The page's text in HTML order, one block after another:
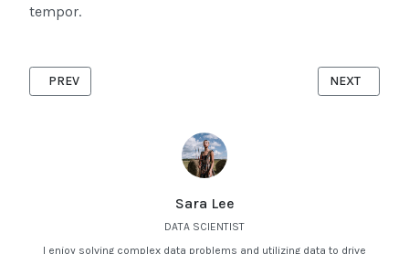
Sara Lee
DATA SCIENTIST
I enjoy solving complex data problems and utilizing data to drive
tempor.
PREVIOUS ARTICLE: EXPLORING THE CUTTING-EDGE SCIENCE
PREV NEXT
NEXT